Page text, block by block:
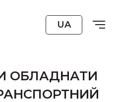
UA
ОБЛАДНАТИ